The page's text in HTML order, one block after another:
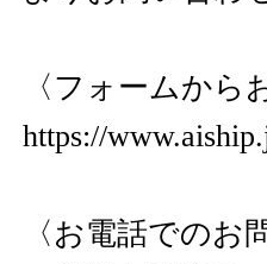
〈フォームから
https://
〈お電話でのお